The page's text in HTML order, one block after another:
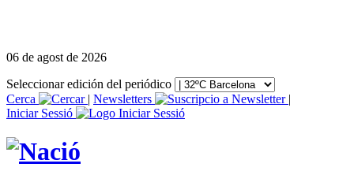
06 de agost de 2026
Seleccionar edición del periódico
Cerca
| Newsletters
|
Iniciar Sessió